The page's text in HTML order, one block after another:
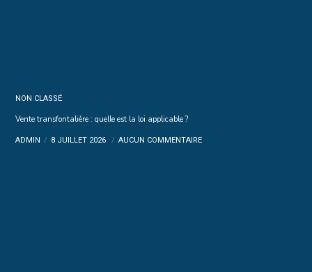
NON CLASSÉ
Vente transfontalière : quelle est la loi applicable ?
ADMIN 8 JUILLET 2026 AUCUN COMMENTAIRE